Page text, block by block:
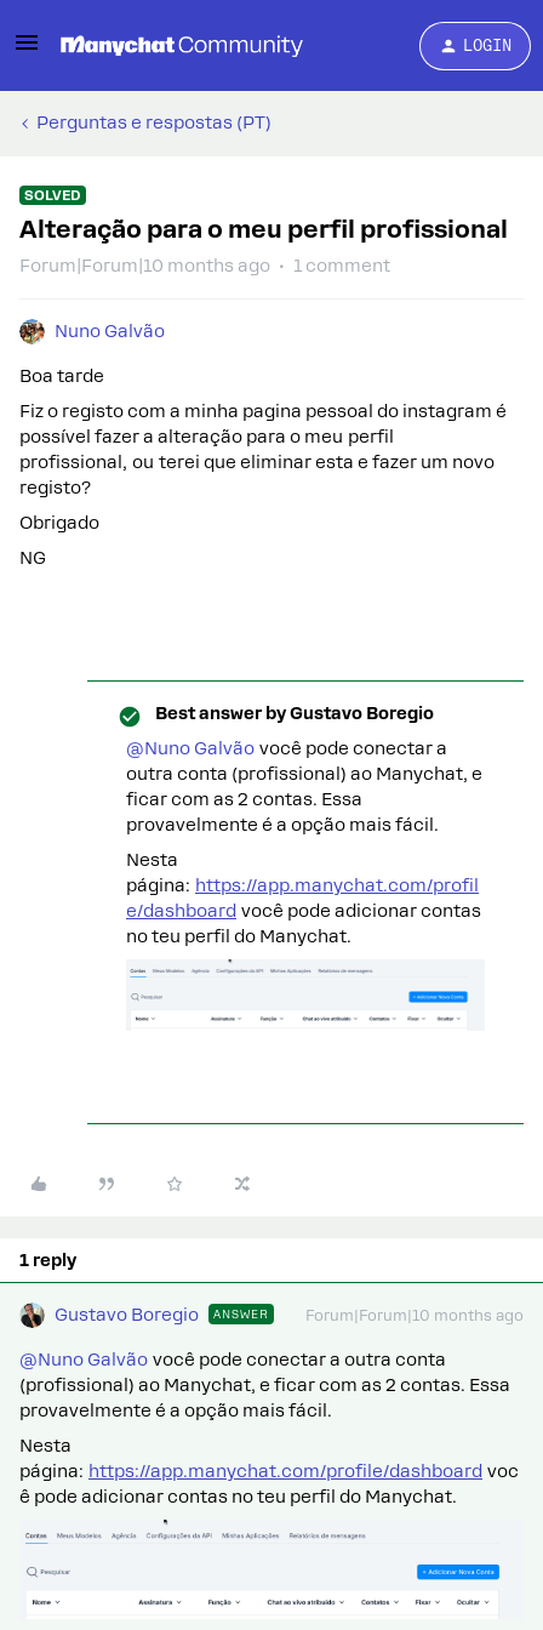
LOGIN
Perguntas e respostas (PT)
SOLVED
Alteração para o meu perfil profissional
Forum|Forum|10 months ago 1 comment
Nuno Galvão
Boa tarde
Fiz o registo com a minha pagina pessoal do instagram é
possível fazer a alteração para o meu perfil
profissional, ou terei que eliminar esta e fazer um novo
registo?
Obrigado
NG
Best answer byGustavo Boregio
@Nuno Galvão você pode conectar a
outra conta (profissional) ao Manychat, e
ficar com as 2 contas. Essa
provavelmente é a opção mais fácil.
Nesta
página: https://app.manychat.com/profil
e/dashboard você pode adicionar contas
no teu perfil do Manychat.
1 reply
Gustavo Boregio ANSWER Forum|Forum|10 months ago
@Nuno Galvão você pode conectar a outra conta
(profissional) ao Manychat, e ficar com as 2 contas. Essa
provavelmente é a opção mais fácil.
Nesta
página: https://app.manychat.com/profile/dashboard voc
ê pode adicionar contas no teu perfil do Manychat.